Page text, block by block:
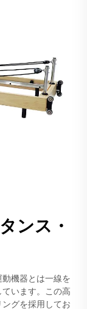
ンス・
機器とは一線を
います。この高
グを採用してお